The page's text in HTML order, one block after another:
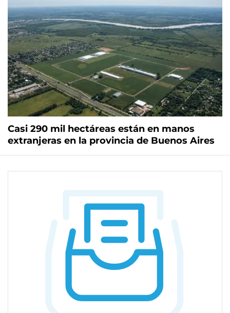
Casi 290 mil hectáreas están en manos
extranjeras en la provincia de Buenos Aires